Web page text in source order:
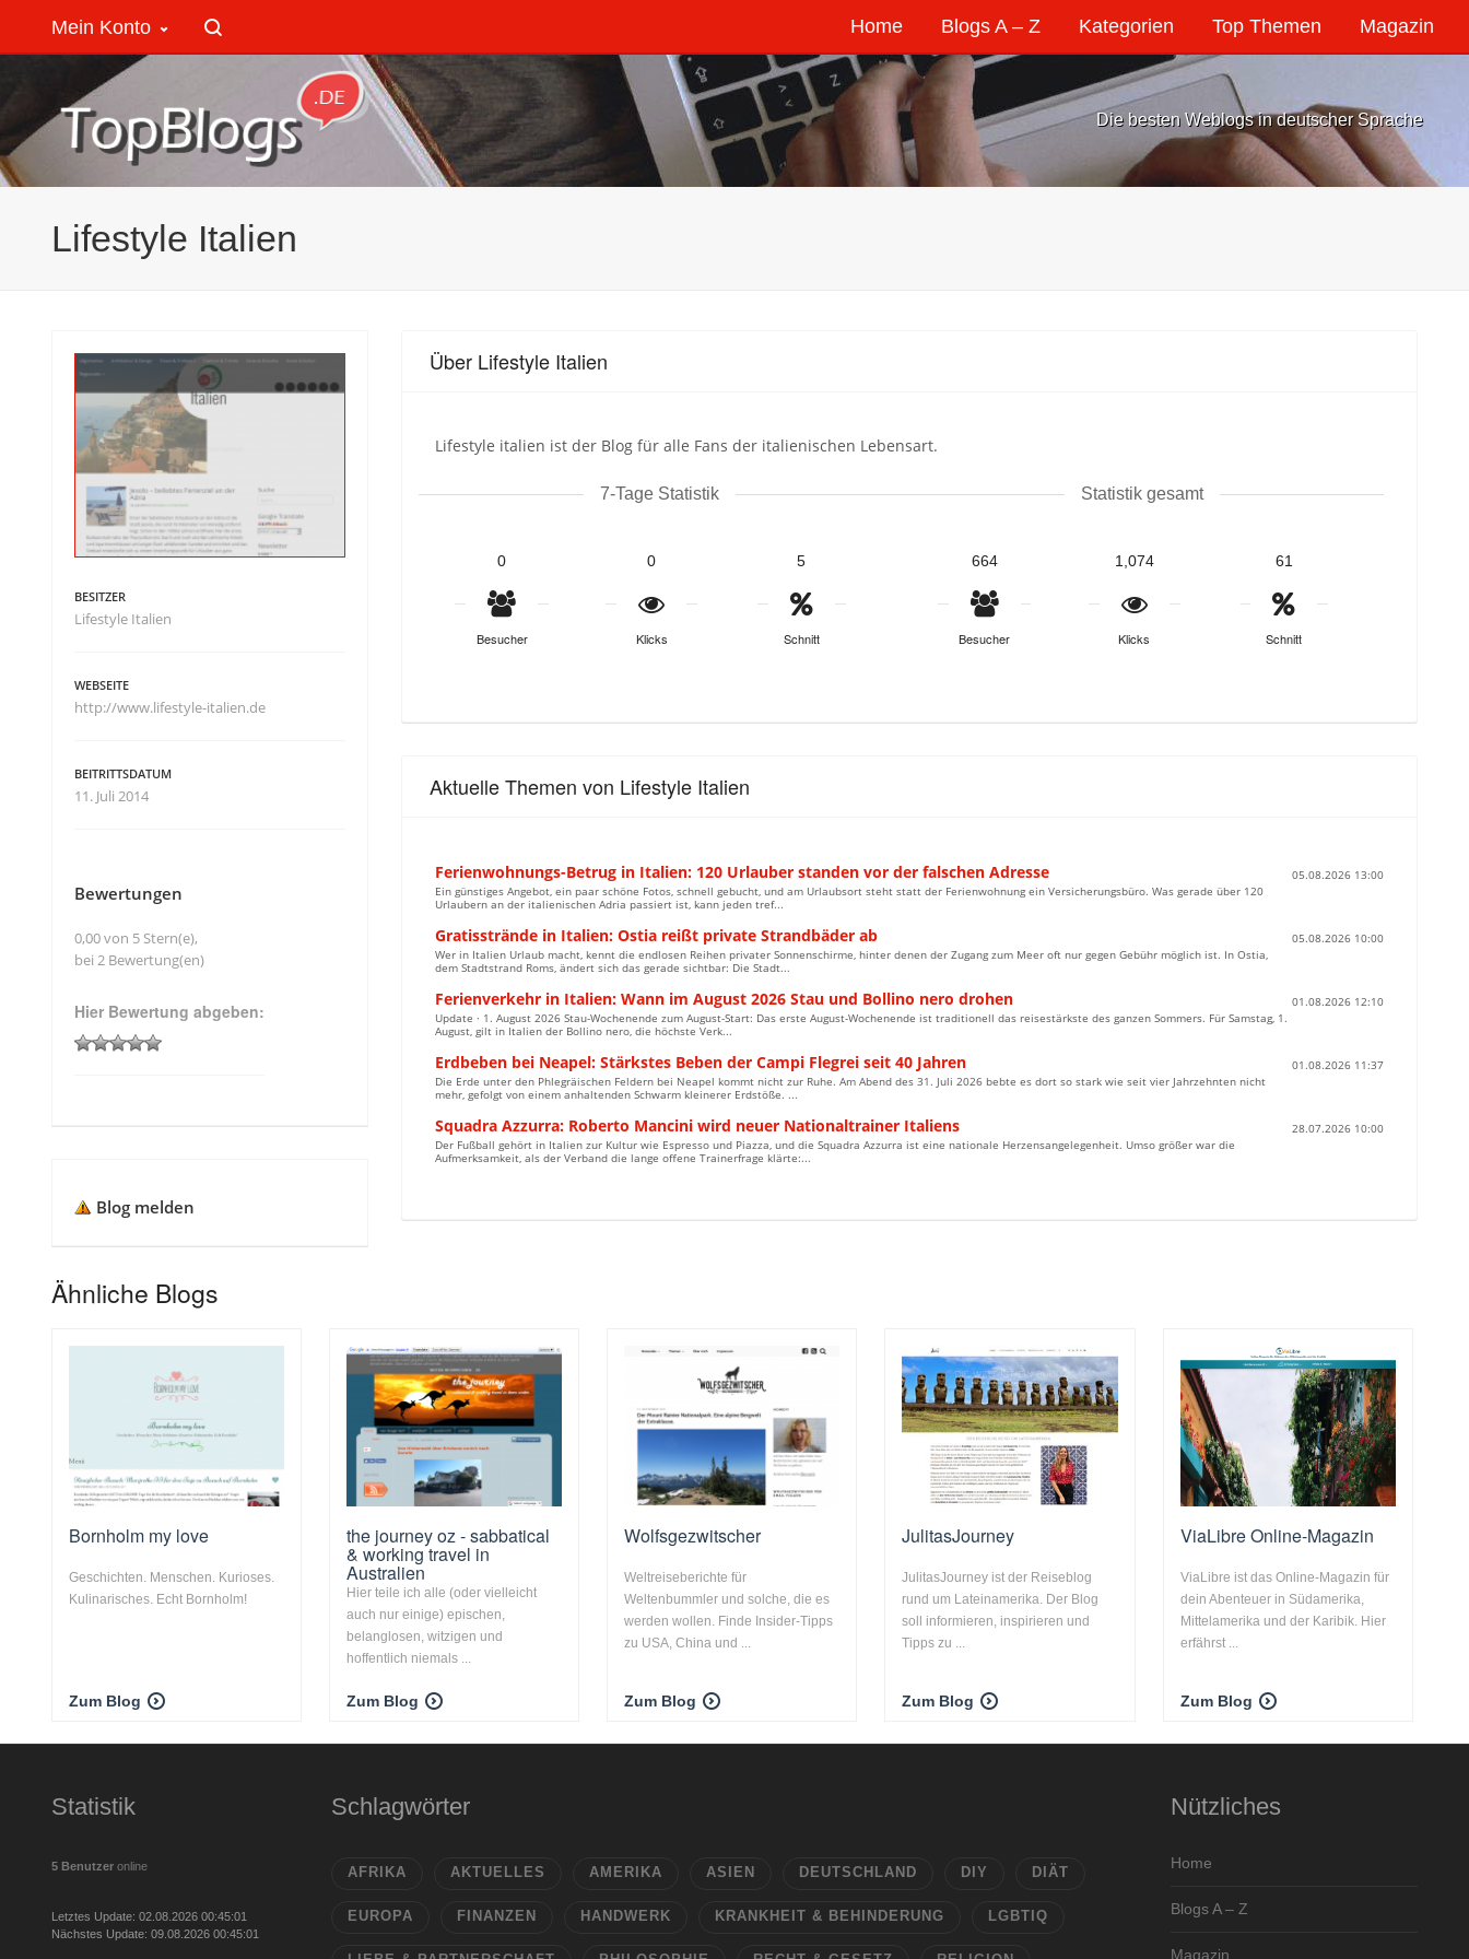
Home Blogs A – Z Kategorien Top Themen Magazin
Mein Konto
Die besten Weblogs in deutscher Sprache
Lifestyle Italien
Über Lifestyle Italien
Lifestyle italien ist der Blog für alle Fans der italienischen Lebensart.
7-Tage Statistik
0
Besucher
0
Klicks
5
Schnitt
Statistik gesamt
664
Besucher
1,074
Klicks
61
Schnitt
Aktuelle Themen von Lifestyle Italien
Ferienwohnungs-Betrug in Italien: 120 Urlauber standen vor der falschen Adresse
05.08.2026 13:00
Ein günstiges Angebot, ein paar schöne Fotos, schnell gebucht, und am Urlaubsort steht statt der Ferienwohnung ein Versicherungsbüro. Was gerade über 120
Urlaubern an der italienischen Adria passiert ist, kann jeden tref...
Gratisstrände in Italien: Ostia reißt private Strandbäder ab
05.08.2026 10:00
Wer in Italien Urlaub macht, kennt die endlosen Reihen privater Sonnenschirme, hinter denen der Zugang zum Meer oft nur gegen Gebühr möglich ist. In Ostia,
dem Stadtstrand Roms, ändert sich das gerade sichtbar: Die Stadt...
Ferienverkehr in Italien: Wann im August 2026 Stau und Bollino nero drohen
01.08.2026 12:10
Update · 1. August 2026 Stau-Wochenende zum August-Start: Das erste August-Wochenende ist traditionell das reisestärkste des ganzen Sommers. Für Samstag, 1.
August, gilt in Italien der Bollino nero, die höchste Verk...
Erdbeben bei Neapel: Stärkstes Beben der Campi Flegrei seit 40 Jahren
01.08.2026 11:37
Die Erde unter den Phlegräischen Feldern bei Neapel kommt nicht zur Ruhe. Am Abend des 31. Juli 2026 bebte es dort so stark wie seit vier Jahrzehnten nicht
mehr, gefolgt von einem anhaltenden Schwarm kleinerer Erdstöße. ...
Squadra Azzurra: Roberto Mancini wird neuer Nationaltrainer Italiens
28.07.2026 10:00
Der Fußball gehört in Italien zur Kultur wie Espresso und Piazza, und die Squadra Azzurra ist eine nationale Herzensangelegenheit. Umso größer war die
Aufmerksamkeit, als der Verband die lange offene Trainerfrage klärte:...
BESITZER
Lifestyle Italien
WEBSEITE
http://www.lifestyle-italien.de
BEITRITTSDATUM
11. Juli 2014
Bewertungen
0,00 von 5 Stern(e),
bei 2 Bewertung(en)
Hier Bewertung abgeben:
Blog melden
Ähnliche Blogs
Bornholm my love
Geschichten. Menschen. Kurioses.
Kulinarisches. Echt Bornholm!
Zum Blog
the journey oz - sabbatical
& working travel in
Australien
Hier teile ich alle (oder vielleicht
auch nur einige) epischen,
belanglosen, witzigen und
hoffentlich niemals ...
Zum Blog
Wolfsgezwitscher
Weltreiseberichte für
Weltenbummler und solche, die es
werden wollen. Finde Insider-Tipps
zu USA, China und ...
Zum Blog
JulitasJourney
JulitasJourney ist der Reiseblog
rund um Lateinamerika. Der Blog
soll informieren, inspirieren und
Tipps zu ...
Zum Blog
ViaLibre Online-Magazin
ViaLibre ist das Online-Magazin für
dein Abenteuer in Südamerika,
Mittelamerika und der Karibik. Hier
erfährst ...
Zum Blog
Statistik
5 Benutzer online
Letztes Update: 02.08.2026 00:45:01
Nächstes Update: 09.08.2026 00:45:01
Schlagwörter
AFRIKA AKTUELLES AMERIKA ASIEN DEUTSCHLAND DIY DIÄT
EUROPA FINANZEN HANDWERK KRANKHEIT & BEHINDERUNG LGBTIQ
Nützliches
Home
Blogs A – Z
Magazin